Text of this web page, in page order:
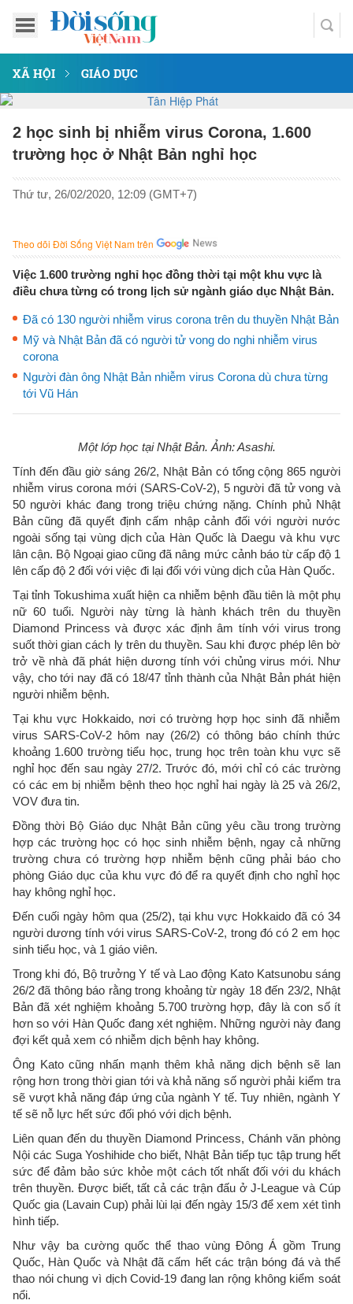
XÃ HỘI GIÁO DỤC
2 học sinh bị nhiễm virus Corona, 1.600
trường học ở Nhật Bản nghỉ học
Thứ tư, 26/02/2020, 12:09 (GMT+7)
Theo dõi Đời Sống Việt Nam trên
Việc 1.600 trường nghỉ học đồng thời tại một khu vực là
điều chưa từng có trong lịch sử ngành giáo dục Nhật Bản.
Đã có 130 người nhiễm virus corona trên du thuyền Nhật Bản
Mỹ và Nhật Bản đã có người tử vong do nghi nhiễm virus
corona
Người đàn ông Nhật Bản nhiễm virus Corona dù chưa từng
tới Vũ Hán
Một lớp học tại Nhật Bản. Ảnh: Asashi.​
Tính đến đầu giờ sáng 26/2, Nhật Bản có tổng cộng 865 người
nhiễm virus corona mới (SARS-CoV-2), 5 người đã tử vong và
50 người khác đang trong triệu chứng nặng. Chính phủ Nhật
Bản cũng đã quyết định cấm nhập cảnh đối với người nước
ngoài sống tại vùng dịch của Hàn Quốc là Daegu và khu vực
lân cận. Bộ Ngoại giao cũng đã nâng mức cảnh báo từ cấp độ 1
lên cấp độ 2 đối với việc đi lại đối với vùng dịch của Hàn Quốc.
Tại tỉnh Tokushima xuất hiện ca nhiễm bệnh đầu tiên là một phụ
nữ 60 tuổi. Người này từng là hành khách trên du thuyền
Diamond Princess và được xác định âm tính với virus trong
suốt thời gian cách ly trên du thuyền. Sau khi được phép lên bờ
trở về nhà đã phát hiện dương tính với chủng virus mới. Như
vậy, cho tới nay đã có 18/47 tỉnh thành của Nhật Bản phát hiện
người nhiễm bệnh.
Tại khu vực Hokkaido, nơi có trường hợp học sinh đã nhiễm
virus SARS-CoV-2 hôm nay (26/2) có thông báo chính thức
khoảng 1.600 trường tiểu học, trung học trên toàn khu vực sẽ
nghỉ học đến sau ngày 27/2. Trước đó, mới chỉ có các trường
có các em bị nhiễm bệnh theo học nghỉ hai ngày là 25 và 26/2,
VOV đưa tin.
Đồng thời Bộ Giáo dục Nhật Bản cũng yêu cầu trong trường
hợp các trường học có học sinh nhiễm bệnh, ngay cả những
trường chưa có trường hợp nhiễm bệnh cũng phải báo cho
phòng Giáo dục của khu vực đó để ra quyết định cho nghỉ học
hay không nghỉ học.
Đến cuối ngày hôm qua (25/2), tại khu vực Hokkaido đã có 34
người dương tính với virus SARS-CoV-2, trong đó có 2 em học
sinh tiểu học, và 1 giáo viên.
Trong khi đó, Bộ trưởng Y tế và Lao động Kato Katsunobu sáng
26/2 đã thông báo rằng trong khoảng từ ngày 18 đến 23/2, Nhật
Bản đã xét nghiệm khoảng 5.700 trường hợp, đây là con số ít
hơn so với Hàn Quốc đang xét nghiệm. Những người này đang
đợi kết quả xem có nhiễm dịch bệnh hay không.
Ông Kato cũng nhấn mạnh thêm khả năng dịch bệnh sẽ lan
rộng hơn trong thời gian tới và khả năng số người phải kiểm tra
sẽ vượt khả năng đáp ứng của ngành Y tế. Tuy nhiên, ngành Y
tế sẽ nỗ lực hết sức đối phó với dịch bệnh.
Liên quan đến du thuyền Diamond Princess, Chánh văn phòng
Nội các Suga Yoshihide cho biết, Nhật Bản tiếp tục tập trung hết
sức để đảm bảo sức khỏe một cách tốt nhất đối với du khách
trên thuyền. Được biết, tất cả các trận đấu ở J-League và Cúp
Quốc gia (Lavain Cup) phải lùi lại đến ngày 15/3 để xem xét tình
hình tiếp.
Như vậy ba cường quốc thể thao vùng Đông Á gồm Trung
Quốc, Hàn Quốc và Nhật đã cấm hết các trận bóng đá và thể
thao nói chung vì dịch Covid-19 đang lan rộng không kiểm soát
nổi.